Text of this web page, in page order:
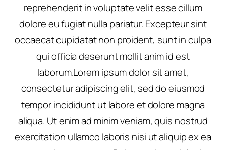
reprehenderit in voluptate velit esse cillum
dolore eu fugiat nulla pariatur. Excepteur sint
occaecat cupidatat non proident, sunt in culpa
qui officia deserunt mollit anim id est
laborum.Lorem ipsum dolor sit amet,
consectetur adipiscing elit, sed do eiusmod
tempor incididunt ut labore et dolore magna
aliqua. Ut enim ad minim veniam, quis nostrud
exercitation ullamco laboris nisi ut aliquip ex ea